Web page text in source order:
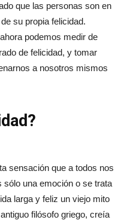
que las personas son en
su propia felicidad.
podemos medir de
de felicidad, y tomar
a nosotros mismos
sensación que a todos nos
una emoción o se trata
larga y feliz un viejo mito
filósofo griego, creía